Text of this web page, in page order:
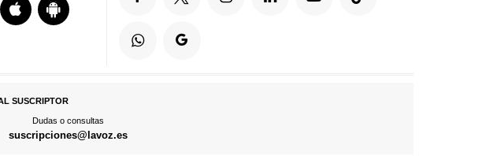
SUSCRIPTOR
Dudas o consultas
suscripciones@lavoz.es